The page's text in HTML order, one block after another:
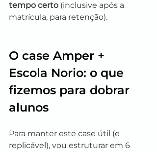
tempo certo (inclusive após a
matrícula, para retenção).
O case Amper +
Escola Norio: o que
fizemos para dobrar
alunos
Para manter este case útil (e
replicável), vou estruturar em 6